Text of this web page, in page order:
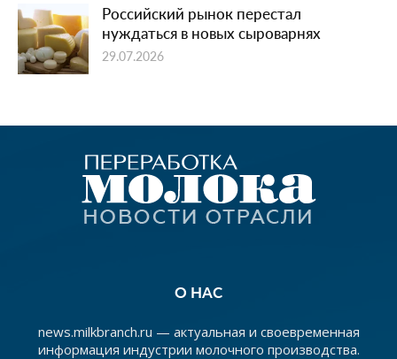
Российский рынок перестал
нуждаться в новых сыроварнях
29.07.2026
О НАС
news.milkbranch.ru — актуальная и своевременная
информация индустрии молочного производства.